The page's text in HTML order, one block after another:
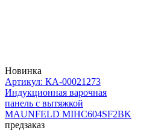
Новинка
Артикул: КА-00021273
Индукционная варочная
панель с вытяжкой
MAUNFELD MIHC604SF2BK
предзаказ